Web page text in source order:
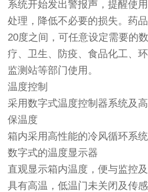
系统开始发出警报声，提醒使
处理，降低不必要的损失。药
20度之间，可任意设定需要的
疗、卫生、防疫、食品化工、
监测站等部门使用。
温度控制
采用数字式温度控制器系统及
保温度
箱内采用高性能的冷风循环系
数字式的温度显示器
直观显示箱内温度，便与监控
具有高温，低温门未关闭及传